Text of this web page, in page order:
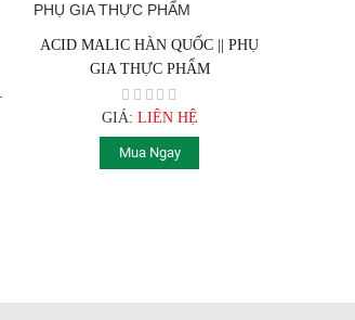
ACID MALIC HÀN QUỐC || PHỤ
GIA THỰC PHẨM
GIÁ: LIÊN HỆ
Mua Ngay